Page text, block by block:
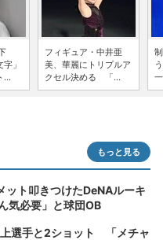
」
...
フィギュア・中井亜
美、華麗にトリプルア
クセル決める 「...
もっと見る
ット叩きつけたDeNAルーキ
気必要」と球団OB
選手と2ショット 「メチャ